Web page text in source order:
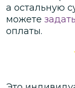
а остальную
можете
оплаты.